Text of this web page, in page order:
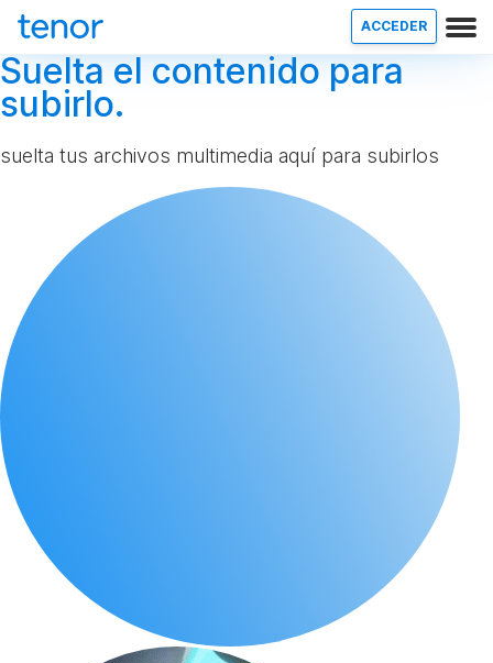
ACCEDER
Suelta el contenido para
subirlo.
suelta tus archivos multimedia aquí para subirlos